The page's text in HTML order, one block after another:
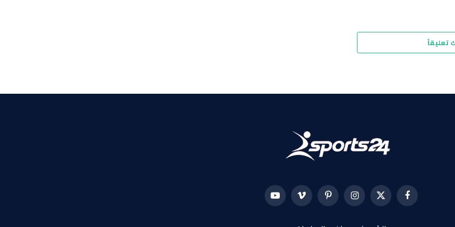
تعليقاً
فيسبوك X
(Twitter)
الانستغرامبينتيريستفيميو يوتيوب